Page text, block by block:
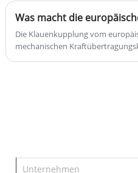
Umfassende Analyse etc. zur
der Auswahl einer bestimmten
Auswahl einer Kupplung
Die Klauenkupplung vom
mechanischen